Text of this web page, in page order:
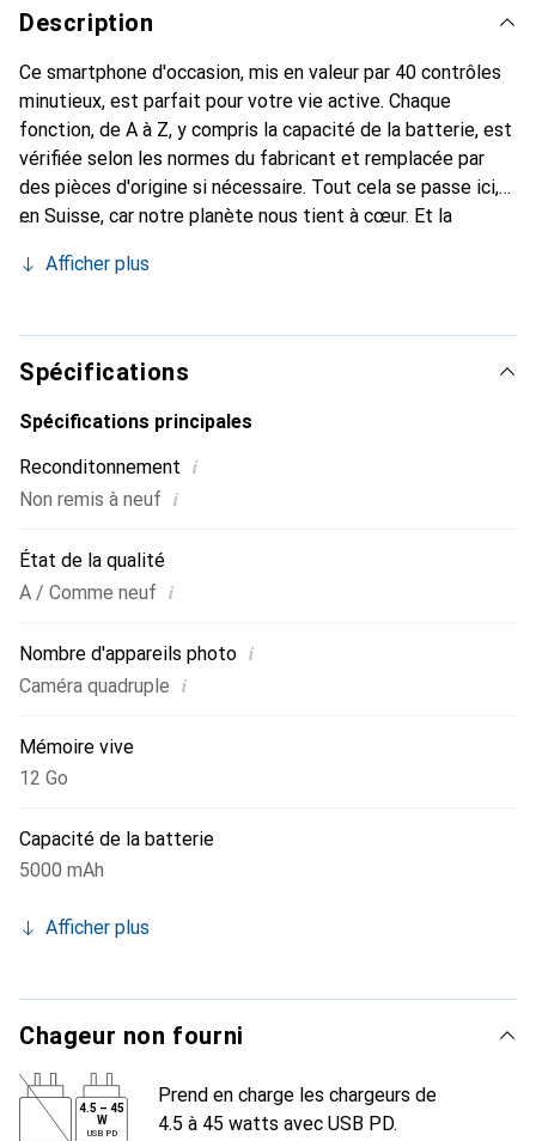
Description
Ce smartphone d'occasion, mis en valeur par 40 contrôles
minutieux, est parfait pour votre vie active. Chaque
fonction, de A à Z, y compris la capacité de la batterie, est
vérifiée selon les normes du fabricant et remplacée par
des pièces d'origine si nécessaire. Tout cela se passe ici,
en Suisse, car notre planète nous tient à cœur. Et la
stock.Afficher plus
Spécifications
Spécifications principales
Reconditonnement i
Non remis à neuf i
État de la qualité
A / Comme neuf i
Nombre d'appareils photo i
Caméra quadruple i
Mémoire vive
12 Go
Capacité de la batterie
5000 mAh
Afficher plus
Chageur non fourni
4.5 – 45
W
USB PD
Prend en charge les chargeurs de
4.5 à 45 watts avec USB PD.